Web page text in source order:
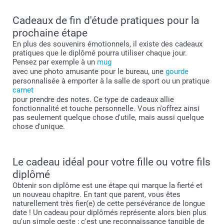
Cadeaux de fin d'étude pratiques pour la
prochaine étape
En plus des souvenirs émotionnels, il existe des cadeaux
pratiques que le diplômé pourra utiliser chaque jour.
Pensez par exemple à un mug
avec une photo amusante pour le bureau, une gourde
personnalisée à emporter à la salle de sport ou un pratique
carnet
pour prendre des notes. Ce type de cadeaux allie
fonctionnalité et touche personnelle. Vous n'offrez ainsi
pas seulement quelque chose d'utile, mais aussi quelque
chose d'unique.
Le cadeau idéal pour votre fille ou votre fils
diplômé
Obtenir son diplôme est une étape qui marque la fierté et
un nouveau chapitre. En tant que parent, vous êtes
naturellement très fier(e) de cette persévérance de longue
date ! Un cadeau pour diplômés représente alors bien plus
qu'un simple geste ; c'est une reconnaissance tangible de